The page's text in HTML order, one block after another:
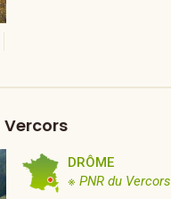
DRÔME
※ PNR du Vercors